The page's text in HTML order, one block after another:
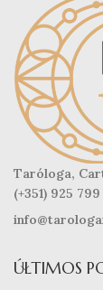
Taróloga,
(+351) 925
ÚLTIMOS